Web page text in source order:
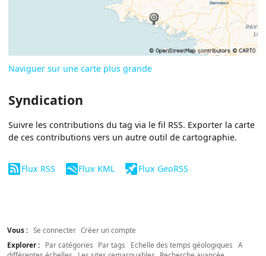
Naviguer sur une carte plus grande
Syndication
Suivre les contributions du tag via le fil RSS. Exporter la carte
de ces contributions vers un autre outil de cartographie.
Flux RSS Flux KML Flux GeoRSS
Vous : Se connecter Créer un compte
Explorer :
Par catégories Par tags Echelle des temps géologiques
A